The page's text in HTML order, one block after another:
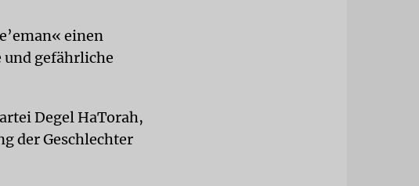
einen
und gefährliche
Degel HaTorah,
der Geschlechter